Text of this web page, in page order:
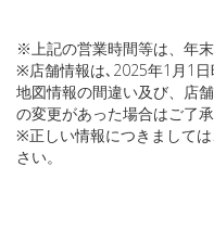
※上記の営業時間等は、年末
※店舗情報は､2025年1月1日
地図情報の間違い及び、店
の変更があった場合はご了承
※正しい情報につきまして
さい。